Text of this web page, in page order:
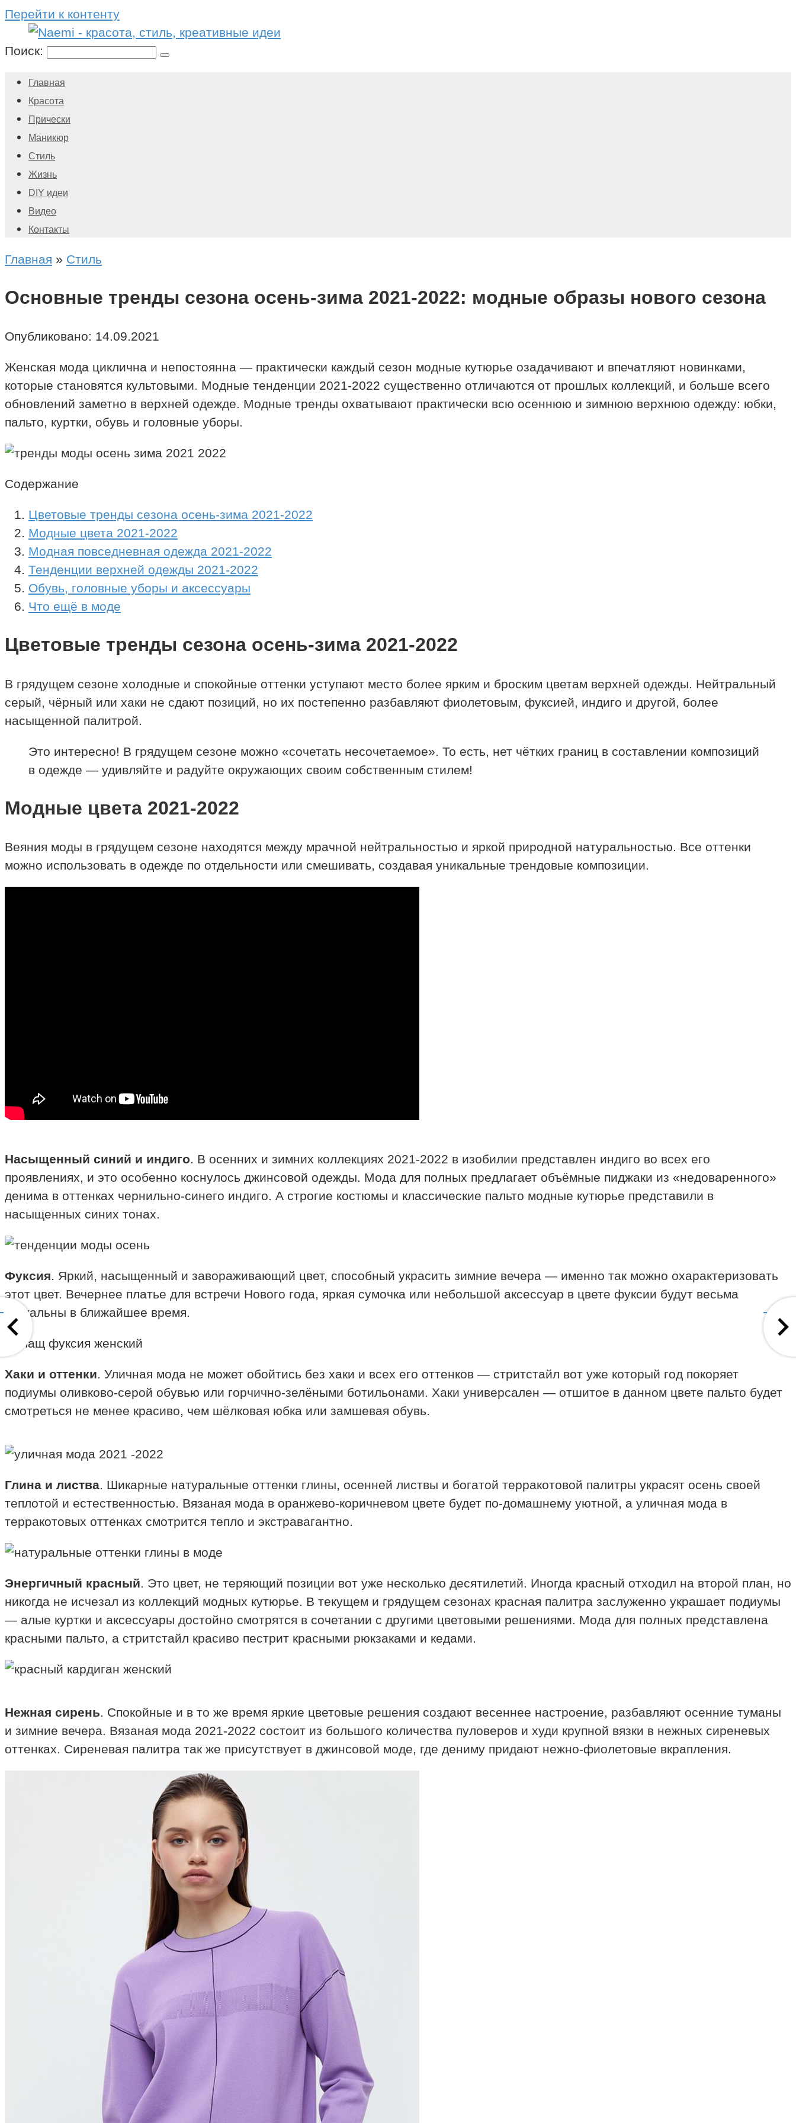
Перейти к контенту
Поиск:
Главная
Красота
Прически
Маникюр
Стиль
Жизнь
DIY идеи
Видео
Контакты
Главная » Стиль
Основные тренды сезона осень-зима 2021-2022: модные образы нового сезона
Опубликовано: 14.09.2021
Женская мода циклична и непостоянна — практически каждый сезон модные кутюрье озадачивают и впечатляют новинками,
которые становятся культовыми. Модные тенденции 2021-2022 существенно отличаются от прошлых коллекций, и больше всего
обновлений заметно в верхней одежде. Модные тренды охватывают практически всю осеннюю и зимнюю верхнюю одежду: юбки,
пальто, куртки, обувь и головные уборы.
Содержание
Цветовые тренды сезона осень-зима 2021-2022
Модные цвета 2021-2022
Модная повседневная одежда 2021-2022
Тенденции верхней одежды 2021-2022
Обувь, головные уборы и аксессуары
Что ещё в моде
Цветовые тренды сезона осень-зима 2021-2022
В грядущем сезоне холодные и спокойные оттенки уступают место более ярким и броским цветам верхней одежды. Нейтральный
серый, чëрный или хаки не сдают позиций, но их постепенно разбавляют фиолетовым, фуксией, индиго и другой, более
насыщенной палитрой.
Это интересно! В грядущем сезоне можно «сочетать несочетаемое». То есть, нет чëтких границ в составлении композиций
в одежде — удивляйте и радуйте окружающих своим собственным стилем!
Модные цвета 2021-2022
Веяния моды в грядущем сезоне находятся между мрачной нейтральностью и яркой природной натуральностью. Все оттенки
можно использовать в одежде по отдельности или смешивать, создавая уникальные трендовые композиции.
Насыщенный синий и индиго. В осенних и зимних коллекциях 2021-2022 в изобилии представлен индиго во всех его
проявлениях, и это особенно коснулось джинсовой одежды. Мода для полных предлагает объëмные пиджаки из «недоваренного»
денима в оттенках чернильно-синего индиго. А строгие костюмы и классические пальто модные кутюрье представили в
насыщенных синих тонах.
Фуксия. Яркий, насыщенный и завораживающий цвет, способный украсить зимние вечера — именно так можно охарактеризовать
этот цвет. Вечернее платье для встречи Нового года, яркая сумочка или небольшой аксессуар в цвете фуксии будут весьма
актуальны в ближайшее время.
Хаки и оттенки. Уличная мода не может обойтись без хаки и всех его оттенков — стритстайл вот уже который год покоряет
подиумы оливково-серой обувью или горчично-зелëными ботильонами. Хаки универсален — отшитое в данном цвете пальто будет
смотреться не менее красиво, чем шëлковая юбка или замшевая обувь.
Глина и листва. Шикарные натуральные оттенки глины, осенней листвы и богатой терракотовой палитры украсят осень своей
теплотой и естественностью. Вязаная мода в оранжево-коричневом цвете будет по-домашнему уютной, а уличная мода в
терракотовых оттенках смотрится тепло и экстравагантно.
Энергичный красный. Это цвет, не теряющий позиции вот уже несколько десятилетий. Иногда красный отходил на второй план, но
никогда не исчезал из коллекций модных кутюрье. В текущем и грядущем сезонах красная палитра заслуженно украшает подиумы
— алые куртки и аксессуары достойно смотрятся в сочетании с другими цветовыми решениями. Мода для полных представлена
красными пальто, а стритстайл красиво пестрит красными рюкзаками и кедами.
Нежная сирень. Спокойные и в то же время яркие цветовые решения создают весеннее настроение, разбавляют осенние туманы
и зимние вечера. Вязаная мода 2021-2022 состоит из большого количества пуловеров и худи крупной вязки в нежных сиреневых
оттенках. Сиреневая палитра так же присутствует в джинсовой моде, где дениму придают нежно-фиолетовые вкрапления.